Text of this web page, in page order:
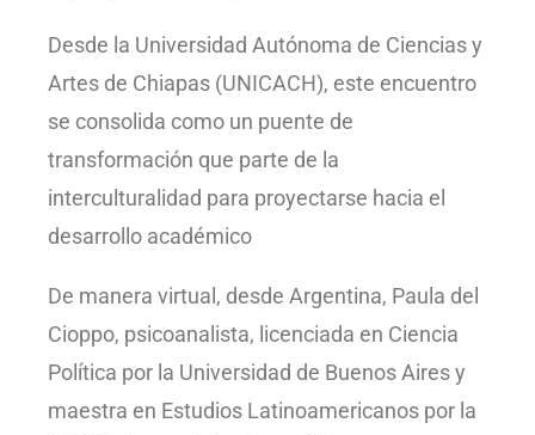
Desde la Universidad Autónoma de Ciencias y
Artes de Chiapas (UNICACH), este encuentro
se consolida como un puente de
transformación que parte de la
interculturalidad para proyectarse hacia el
desarrollo académico
De manera virtual, desde Argentina, Paula del
Cioppo, psicoanalista, licenciada en Ciencia
Política por la Universidad de Buenos Aires y
maestra en Estudios Latinoamericanos por la